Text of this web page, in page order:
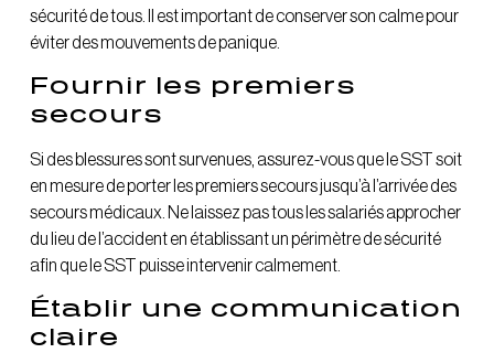
sécurité de tous. Il est important de conserver son calme pour
éviter des mouvements de panique.
Fournir les premiers
secours
Si des blessures sont survenues, assurez-vous que le SST soit
en mesure de porter les premiers secours jusqu’à l’arrivée des
secours médicaux. Ne laissez pas tous les salariés approcher
du lieu de l’accident en établissant un périmètre de sécurité
afin que le SST puisse intervenir calmement.
Établir une communication
claire